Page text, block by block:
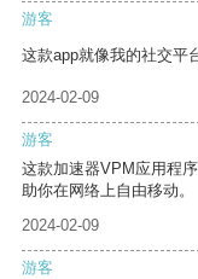
游客
这款app就像我的社交平
2024-02-09
游客
这款加速器VPM应用程
助你在网络上自由移动。
2024-02-09
游客